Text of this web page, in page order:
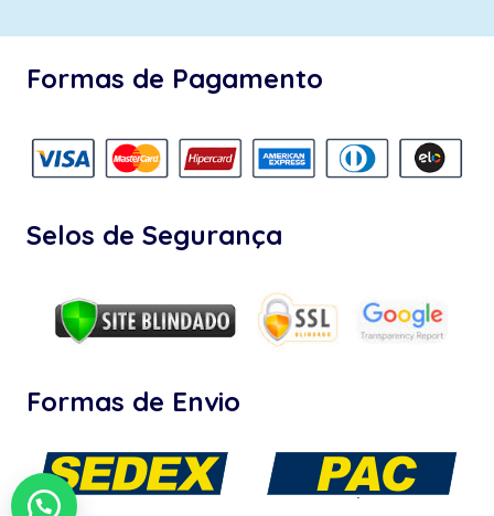
Formas de Pagamento
Selos de Segurança
Formas de Envio